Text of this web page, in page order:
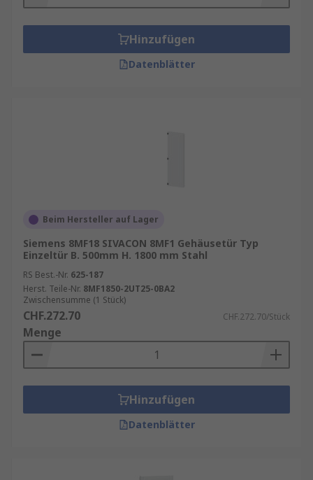
Hinzufügen
Datenblätter
Beim Hersteller auf Lager
Siemens 8MF18 SIVACON 8MF1 Gehäusetür Typ
Einzeltür B. 500mm H. 1800 mm Stahl
RS Best.-Nr. 625-187
Herst. Teile-Nr. 8MF1850-2UT25-0BA2
Zwischensumme (1 Stück)
CHF.272.70 CHF.272.70/Stück
Menge
Hinzufügen
Datenblätter